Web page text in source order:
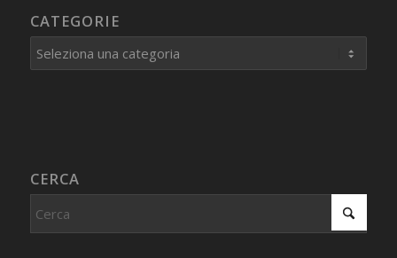
CATEGORIE
Categorie
CERCA